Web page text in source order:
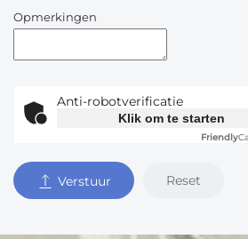
Opmerkingen
Anti-robotverificatie
Klik om te starten
Friendly
Verstuur Reset